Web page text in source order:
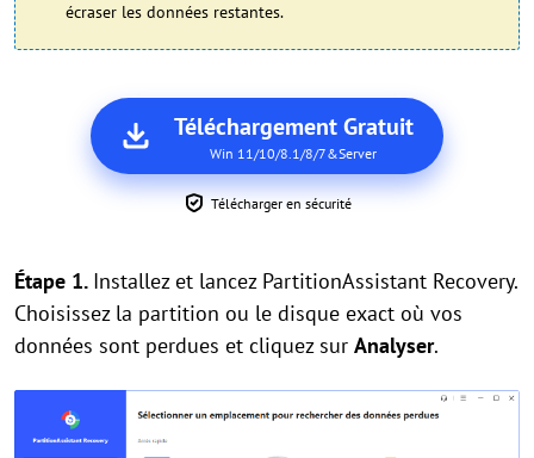
écraser les données restantes.
Téléchargement Gratuit
Win 11/10/8.1/8/7&Server
Télécharger en sécurité
Étape 1. Installez et lancez PartitionAssistant Recovery.
Choisissez la partition ou le disque exact où vos
données sont perdues et cliquez sur Analyser.